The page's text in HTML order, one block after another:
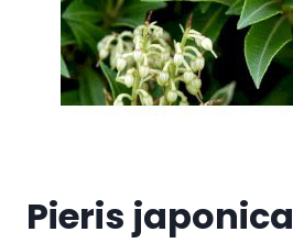
Pieris japonica